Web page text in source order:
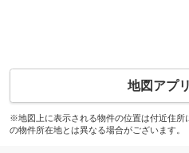
地図アプ
※地図上に表示される物件の位置は付近住所
の物件所在地とは異なる場合がございます。